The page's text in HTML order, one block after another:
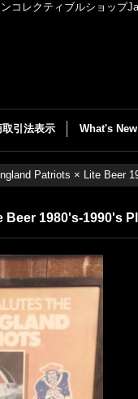
コレクティブルショッ
取引法表示 What's New
Patriots × Lite Beer
Beer 1980's-1990's